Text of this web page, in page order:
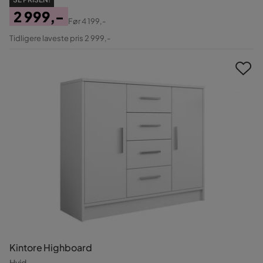
Pris
2 999,-
Original
Før4 199,-
Tidligere laveste pris 2 999,-
Kintore Highboard